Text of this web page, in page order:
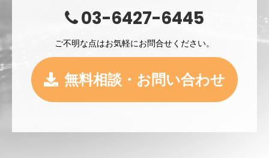
03-6427-6445
ご不明な点はお気軽にお問合せください。
無料相談・お問い合わせ